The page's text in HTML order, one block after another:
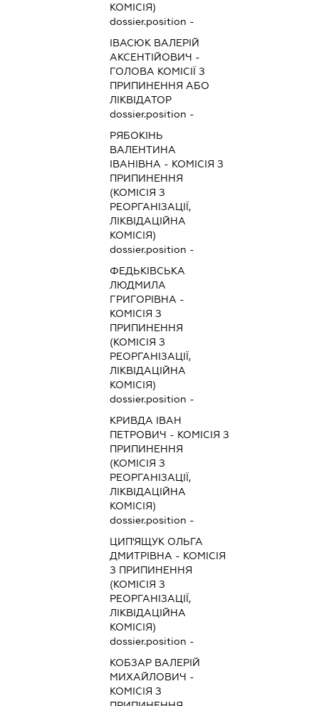
КОМІСІЯ)
dossier.position -
ІВАСЮК ВАЛЕРІЙ
АКСЕНТІЙОВИЧ -
ГОЛОВА КОМІСІЇ З
ПРИПИНЕННЯ АБО
ЛІКВІДАТОР
dossier.position -
РЯБОКІНЬ
ВАЛЕНТИНА
ІВАНІВНА - КОМІСІЯ З
ПРИПИНЕННЯ
(КОМІСІЯ З
РЕОРГАНІЗАЦІЇ,
ЛІКВІДАЦІЙНА
КОМІСІЯ)
dossier.position -
ФЕДЬКІВСЬКА
ЛЮДМИЛА
ГРИГОРІВНА -
КОМІСІЯ З
ПРИПИНЕННЯ
(КОМІСІЯ З
РЕОРГАНІЗАЦІЇ,
ЛІКВІДАЦІЙНА
КОМІСІЯ)
dossier.position -
КРИВДА ІВАН
ПЕТРОВИЧ - КОМІСІЯ З
ПРИПИНЕННЯ
(КОМІСІЯ З
РЕОРГАНІЗАЦІЇ,
ЛІКВІДАЦІЙНА
КОМІСІЯ)
dossier.position -
ЦИП'ЯЩУК ОЛЬГА
ДМИТРІВНА - КОМІСІЯ
З ПРИПИНЕННЯ
(КОМІСІЯ З
РЕОРГАНІЗАЦІЇ,
ЛІКВІДАЦІЙНА
КОМІСІЯ)
dossier.position -
КОБЗАР ВАЛЕРІЙ
МИХАЙЛОВИЧ -
КОМІСІЯ З